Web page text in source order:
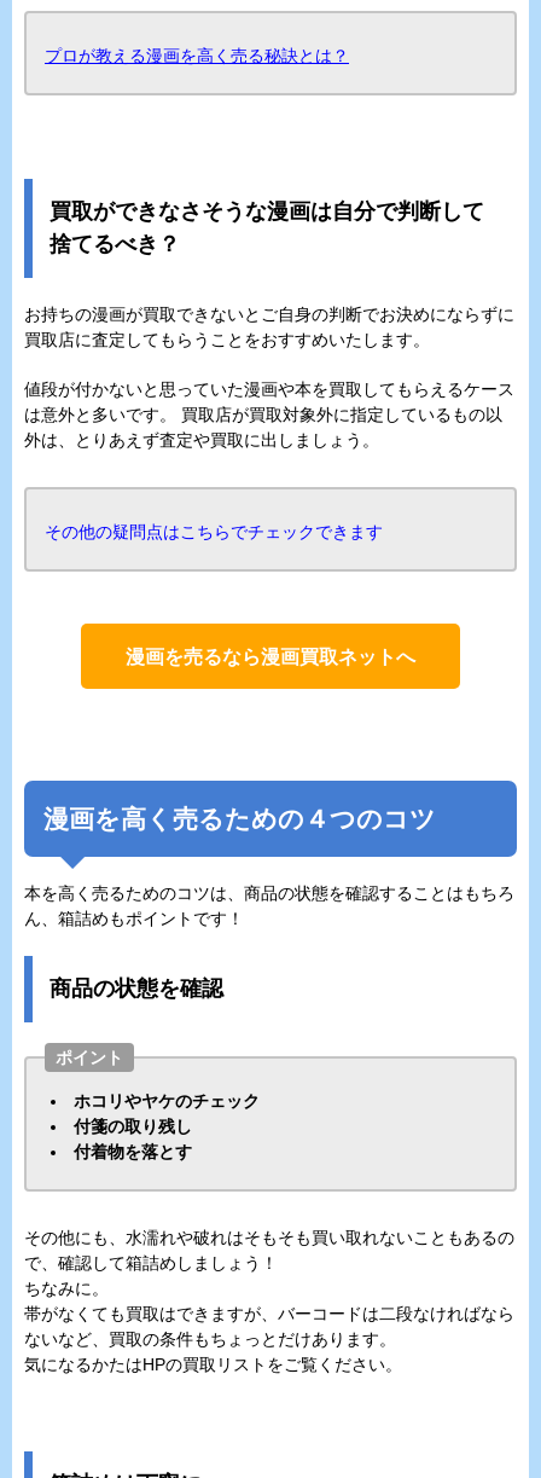
プロが教える漫画を高く売る秘訣とは？
買取ができなさそうな漫画は自分で判断して
捨てるべき？
お持ちの漫画が買取できないとご自身の判断でお決めにならずに
買取店に査定してもらうことをおすすめいたします。
値段が付かないと思っていた漫画や本を買取してもらえるケース
は意外と多いです。 買取店が買取対象外に指定しているもの以
外は、とりあえず査定や買取に出しましょう。
その他の疑問点はこちらでチェックできます
漫画を売るなら漫画買取ネットへ
漫画を高く売るための４つのコツ
本を高く売るためのコツは、商品の状態を確認することはもちろ
ん、箱詰めもポイントです！
商品の状態を確認
ポイント
ホコリやヤケのチェック
付箋の取り残し
付着物を落とす
その他にも、水濡れや破れはそもそも買い取れないこともあるの
で、確認して箱詰めしましょう！
ちなみに。
帯がなくても買取はできますが、バーコードは二段なければなら
ないなど、買取の条件もちょっとだけあります。
気になるかたはHPの買取リストをご覧ください。